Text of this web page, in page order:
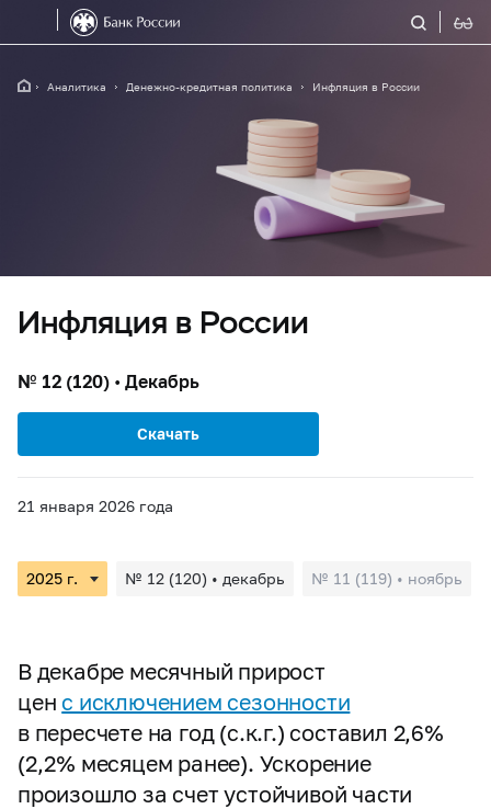
Аналитика Денежно-кредитная политика Инфляция в России
Инфляция в России
№ 12 (120) • Декабрь
Скачать
21 января 2026 года
№ 12 (120) • декабрь № 11 (119) • ноябрь
В декабре месячный прирост
цен с исключением сезонности
в пересчете на год (с.к.г.) составил 2,6%
(2,2% месяцем ранее). Ускорение
произошло за счет устойчивой части